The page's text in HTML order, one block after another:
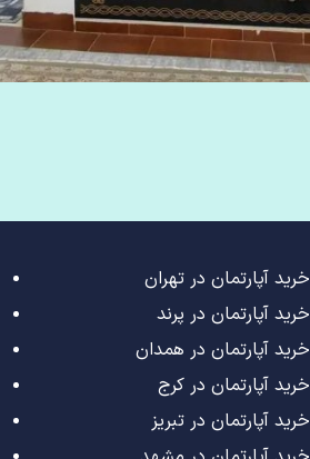
خرید آپارتمان در تهران
خرید آپارتمان در پرند
خرید آپارتمان در همدان
خرید آپارتمان در کرج
خرید آپارتمان در تبریز